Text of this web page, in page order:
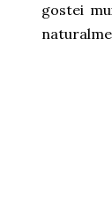
gostei